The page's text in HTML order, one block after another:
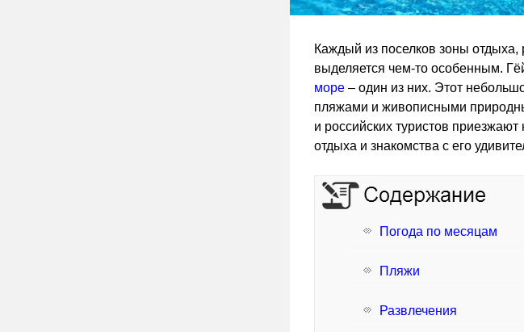
Каждый из поселков зоны
выделяется чем-то особенным.
море– один из них. Этот
пляжами и живописными
и российских туристов
отдыха и знакомства с его
Погода по месяцам
Пляжи
Развлечения